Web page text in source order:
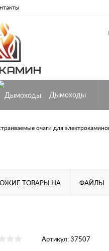
Дымоходы
очаги для
ТОВАРЫ НА ФАЙЛЫ
Артикул:37507